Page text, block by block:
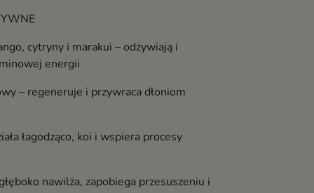
cytryny i marakui – odżywiają i
energii
– regeneruje i przywraca dłoniom
łagodząco, koi i wspiera procesy
nawilża, zapobiega przesuszeniu i